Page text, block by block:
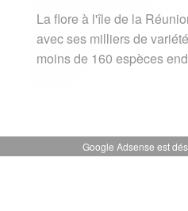
La flore à l'île de la
avec ses milliers de
moins de 160 espèces
Google Adsense est